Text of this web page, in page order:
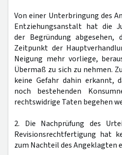
Von einer Unterbringung des
Entziehungsanstalt hat die
der Begründung
Zeitpunkt der
Neigung mehr vorliege,
Übermaß zu sich zu nehmen.
keine Gefahr dahin erkannt,
noch bestehenden
rechtswidrige Taten begehen
2. Die Nachprüfung des
Revisionsrechtfertigung hat
zum Nachteil des Angeklagten